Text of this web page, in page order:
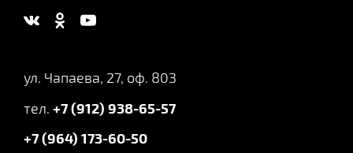
ул. Чапаева, 27, оф. 803
тел. +7 (912) 938-65-57
+7 (964) 173-60-50